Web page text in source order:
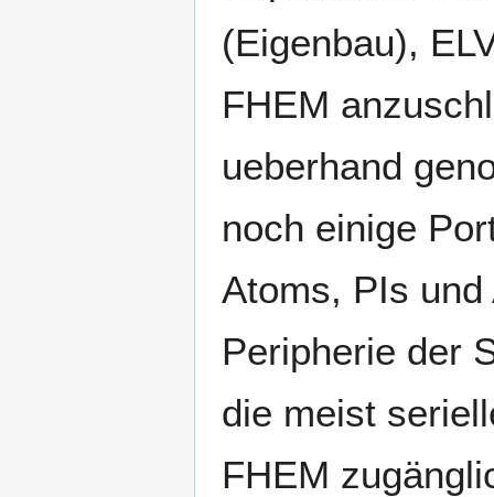
(Eigenbau),
FHEM
ueberhand
noch einige
Atoms, PIs
Peripherie der
die meist
FHEM